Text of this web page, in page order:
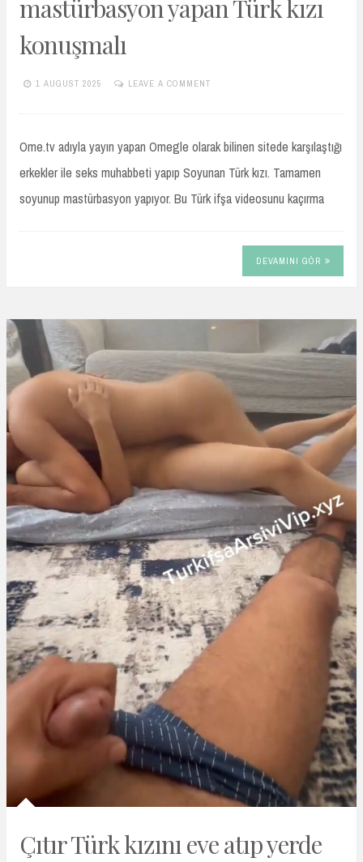
mastürbasyon yapan Türk kızı
konuşmalı
1 AUGUST 2025
LEAVE A COMMENT
Ome.tv adıyla yayın yapan Omegle olarak bilinen sitede karşılaştığı
erkekler ile seks muhabbeti yapıp Soyunan Türk kızı. Tamamen
soyunup mastürbasyon yapıyor. Bu Türk ifşa videosunu kaçırma
DEVAMINI GÖR
Çıtır Türk kızını eve atıp yerde